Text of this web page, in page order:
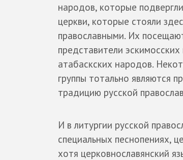
народов, которые
церкви, которые стояли
православными. Их
представители
атабаскских народов.
группы тотально являются
традицию русской
И в литургии русской
специальных песнопениях,
хотя церковнославянский